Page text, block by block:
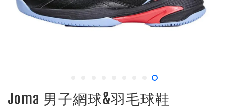
Joma 男子網球&羽毛球鞋